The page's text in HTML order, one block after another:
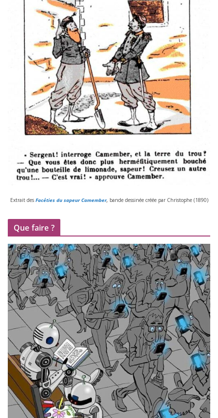
Extrait desFacéties du sapeur Camember, bande des­si­née créée par Christophe (1890)
Que faire ?